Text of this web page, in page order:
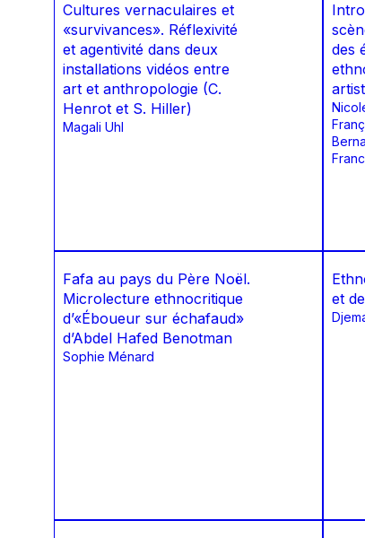
Cultures vernaculaires et
«survivances». Réflexivité
et agentivité dans deux
installations vidéos entre
art et anthropologie (C.
Henrot et S. Hiller)
Magali Uhl
des
Fafa au pays du Père Noël.
Microlecture ethnocritique
d’«Éboueur sur échafaud»
d’Abdel Hafed Benotman
Sophie Ménard
et